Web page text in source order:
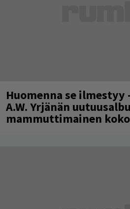
Huomenna se ilmestyy
A.W. Yrjänän
mammuttimainen